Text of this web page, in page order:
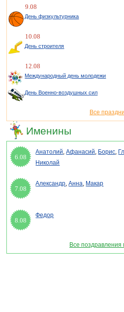
9.08
День физкультурника
10.08
День строителя
12.08
Международный день молодежи
День Военно-воздушных сил
Все
Именины
6.08
Анатолий,Афанасий, Борис,
Николай
7.08
Александр,Анна, Макар
8.08
Федор
Все